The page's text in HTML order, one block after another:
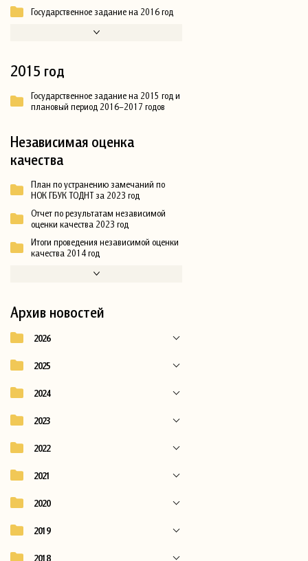
Государственное задание на 2016 год
2015 год
Государственное задание на 2015 год и
плановый период 2016–2017 годов
Независимая оценка
качества
План по устранению замечаний по
НОК ГБУК ТОДНТ за 2023 год
Отчет по результатам независимой
оценки качества 2023 год
Итоги проведения независимой оценки
качества 2014 год
Архив новостей
2026
2025
2024
2023
2022
2021
2020
2019
2018